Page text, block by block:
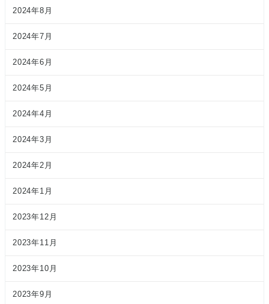
2024年8月
2024年7月
2024年6月
2024年5月
2024年4月
2024年3月
2024年2月
2024年1月
2023年12月
2023年11月
2023年10月
2023年9月